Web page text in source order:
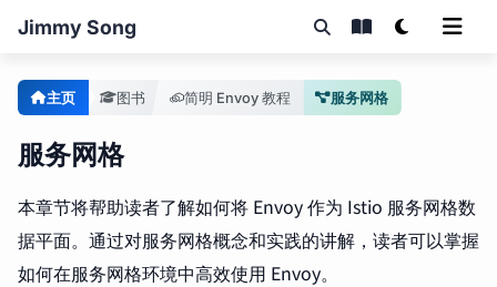
Jimmy Song
主页 图书 简明 Envoy 教程 服务网格
服务网格
本章节将帮助读者了解如何将 Envoy 作为 Istio 服务网格数
据平面。通过对服务网格概念和实践的讲解，读者可以掌握
如何在服务网格环境中高效使用 Envoy。